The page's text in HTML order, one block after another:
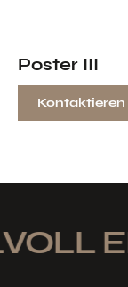
Poster III
Kontaktieren